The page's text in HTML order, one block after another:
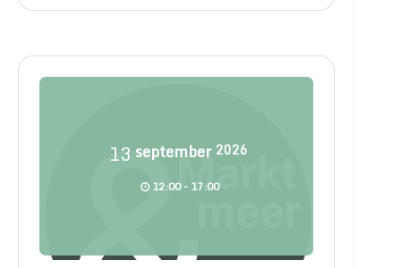
13 september 2026
12:00 - 17:00